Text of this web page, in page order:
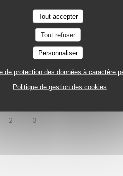
Tout accepter
Tout refuser
Personnaliser
de protection des données à caractère
Politique de gestion des cookies
2
CUISINE:
et je reviendrais. Je le
2 3